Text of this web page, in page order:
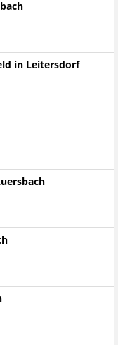
in Leitersdorf